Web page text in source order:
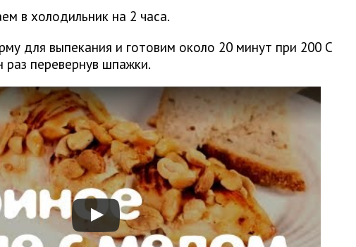
в холодильник на 2 часа.
для выпекания и готовим около 20 минут при 200 С
перевернув шпажки.